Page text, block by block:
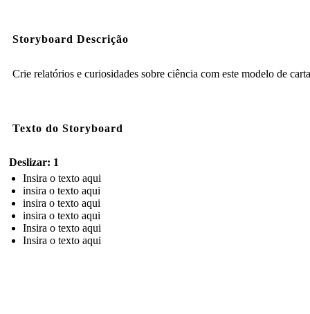
Storyboard Descrição
Crie relatórios e curiosidades sobre ciência com este modelo de
Texto do Storyboard
Deslizar: 1
Insira o texto aqui
insira o texto aqui
insira o texto aqui
insira o texto aqui
Insira o texto aqui
Insira o texto aqui